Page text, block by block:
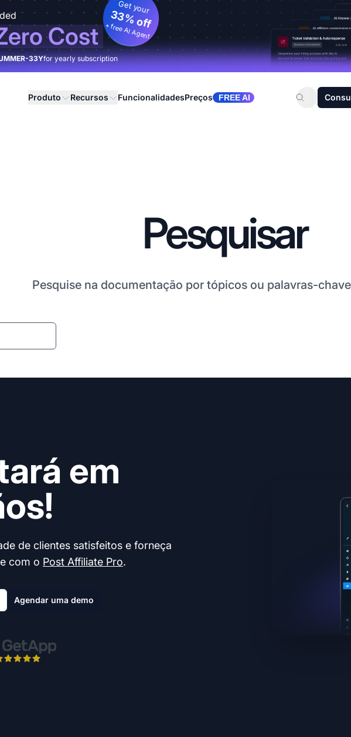
Cost
Get your
33% off
+ free AI Agent
33Yfor yearly subscription
Produto Recursos FuncionalidadesPreços FREE AI
Pesquisar
Pesquise na documentação por tópicos ou palavras-
em
de clientes satisfeitos e forneça
com o Post Affiliate Pro.
Agendar uma demo